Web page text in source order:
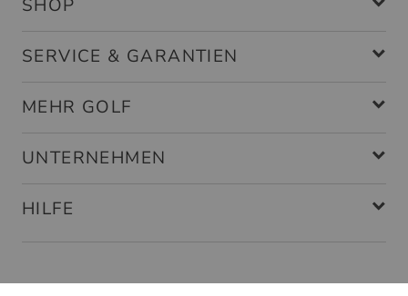
SHOP
SERVICE & GARANTIEN
MEHR GOLF
UNTERNEHMEN
HILFE